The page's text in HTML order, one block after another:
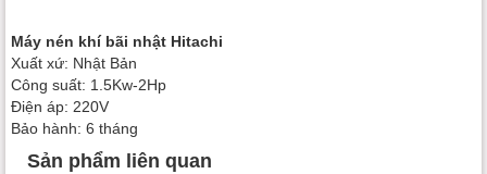
Máy nén khí bãi nhật Hitachi
Xuất xứ: Nhật Bản
Công suất: 1.5Kw-2Hp
Điện áp: 220V
Bảo hành: 6 tháng
Sản phẩm liên quan